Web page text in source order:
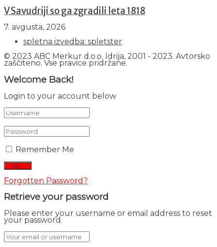
V Savudriji so ga zgradili leta 1818
7. avgusta, 2026
spletna izvedba: spletster
© 2023 ABC Merkur d.o.o. Idrija, 2001 - 2023. Avtorsko
zaščiteno. Vse pravice pridržane.
Welcome Back!
Login to your account below
Remember Me
Forgotten Password?
Retrieve your password
Please enter your username or email address to reset
your password.